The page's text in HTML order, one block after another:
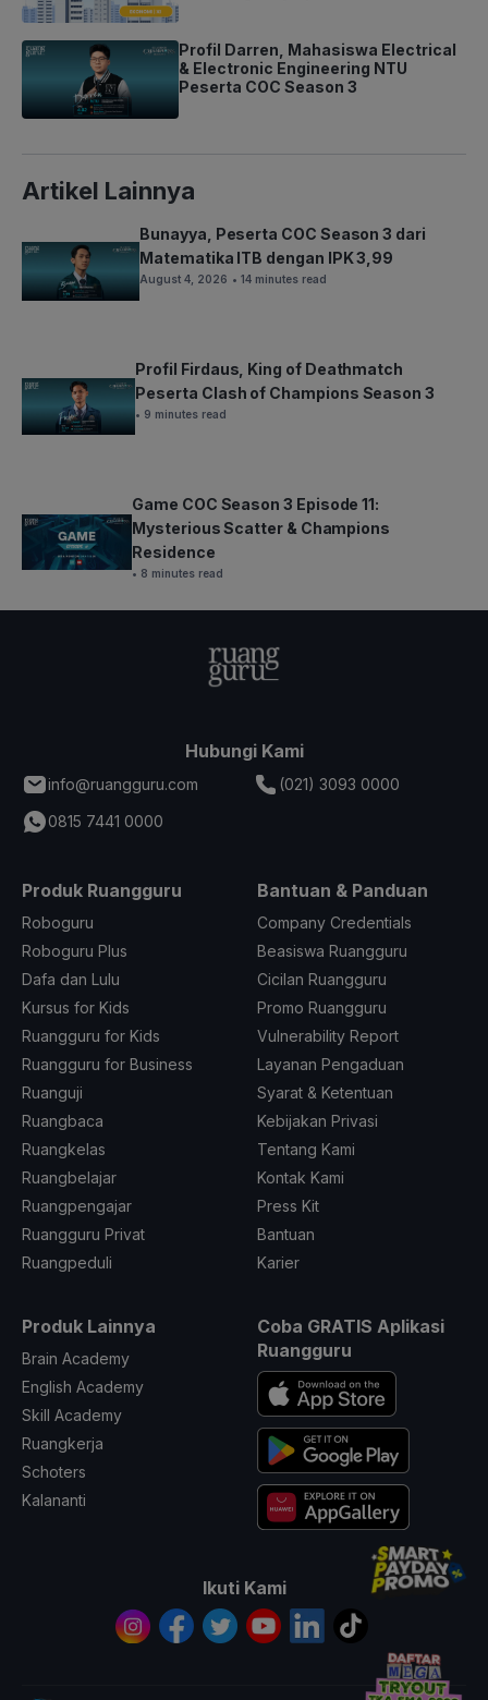
Profil Darren, Mahasiswa Electrical
& Electronic Engineering NTU
Peserta COC Season 3
Artikel Lainnya
Bunayya, Peserta COC Season 3 dari
Matematika ITB dengan IPK 3,99
August 4, 2026 • 14 minutes read
Profil Firdaus, King of Deathmatch
Peserta Clash of Champions Season 3
• 9 minutes read
Game COC Season 3 Episode 11:
Mysterious Scatter & Champions
Residence
• 8 minutes read
Hubungi Kami
info@ruangguru.com
(021) 3093 0000
0815 7441 0000
Produk Ruangguru
Roboguru
Roboguru Plus
Dafa dan Lulu
Kursus for Kids
Ruangguru for Kids
Ruangguru for Business
Ruanguji
Ruangbaca
Ruangkelas
Ruangbelajar
Ruangpengajar
Ruangguru Privat
Ruangpeduli
Bantuan & Panduan
Company Credentials
Beasiswa Ruangguru
Cicilan Ruangguru
Promo Ruangguru
Vulnerability Report
Layanan Pengaduan
Syarat & Ketentuan
Kebijakan Privasi
Tentang Kami
Kontak Kami
Press Kit
Bantuan
Karier
Produk Lainnya
Brain Academy
English Academy
Skill Academy
Ruangkerja
Schoters
Kalananti
Coba GRATIS Aplikasi
Ruangguru
Ikuti Kami